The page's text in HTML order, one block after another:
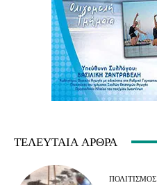
ΤΕΛΕΥΤΑΊΑ ΆΡΘΡΑ
ΠΟΛΙΤΙΣΜΌΣ